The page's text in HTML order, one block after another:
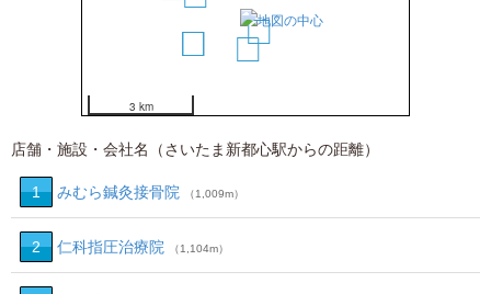
1
3
3 km
店舗・施設・会社名（さいたま新都心駅からの距離）
1 みむら鍼灸接骨院 （1,009m）
2 仁科指圧治療院 （1,104m）